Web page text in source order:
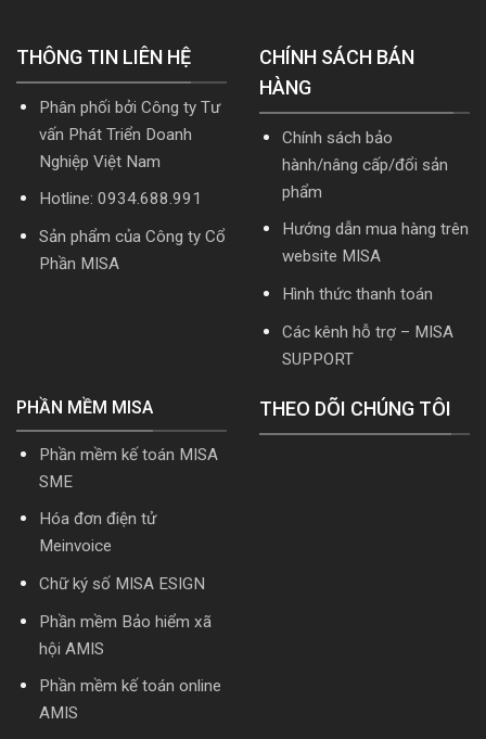
nhất
2026
Download
nhất
THÔNG TIN LIÊN HỆ
Phân phối bởi Công ty Tư
vấn Phát Triển Doanh
Nghiệp Việt Nam
Hotline: 0934.688.991
Sản phẩm của Công ty Cổ
Phần MISA
CHÍNH SÁCH BÁN
HÀNG
Chính sách bảo
hành/nâng cấp/đổi sản
phẩm
Hướng dẫn mua hàng trên
website MISA
Hình thức thanh toán
Các kênh hỗ trợ – MISA
SUPPORT
PHẦN MỀM MISA
Phần mềm kế toán MISA
SME
Hóa đơn điện tử
Meinvoice
Chữ ký số MISA ESIGN
Phần mềm Bảo hiểm xã
hội AMIS
Phần mềm kế toán online
AMIS
THEO DÕI CHÚNG TÔI